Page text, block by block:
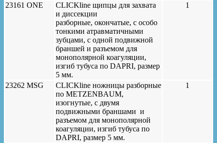
23161 ONE
CLICKline щипцы для захвата
и диссекции
разборные, окончатые, с особо
тонкими атравматичными
зубцами, с одной подвижной
браншей и разъемом для
монополярной коагуляции,
изгиб тубуса по DAPRI, размер
5 мм.
1
23262 MSG
CLICKline ножницы разборные
по METZENBAUM,
изогнутые, с двумя
подвижными браншами и
разъемом для монополярной
коагуляции, изгиб тубуса по
DAPRI, размер 5 мм.
1